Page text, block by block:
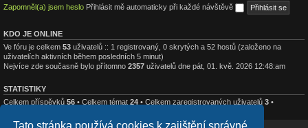
Tato stránka používá cookies k zajištění správné
Zapomněl(a) jsem heslo Přihlásit mě automaticky při každé návštěvě
KDO JE ONLINE
Ve fóru je celkem 53 uživatelů :: 1 registrovaný, 0 skrytých a 52 hostů (založeno na
uživatelích aktivních během posledních 5 minut)
Nejvíce zde současně bylo přítomno 2357 uživatelů dne pát, 01. kvě. 2026 12:48:am
STATISTIKY
Celkem příspěvků 56 • Celkem témat 24 • Celkem zaregistrovaných uživatelů 3 •